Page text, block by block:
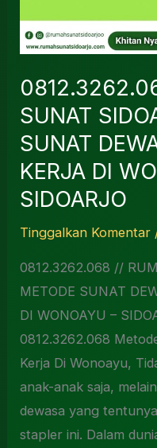
SUNAT
SUNAT
KERJA DI
SIDOARJO
Tinggalkan Komentar
0812.3262.068 //
METODE SUNAT
DI WONOAYU –
0812.3262.068
Kerja Di Wonoayu,
anak-anak saja,
dewasa yang
stapler ini. Dalam
WONOAYU
–
SIDOARJO